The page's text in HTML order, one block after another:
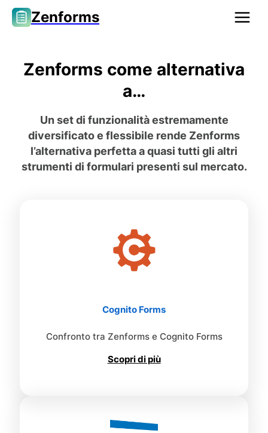
Zenforms
Zenforms come alternativa
a…
Un set di funzionalità estremamente
diversificato e flessibile rende Zenforms
l’alternativa perfetta a quasi tutti gli altri
strumenti di formulari presenti sul mercato.
Cognito Forms
Confronto tra Zenforms e Cognito Forms
Scopri di più